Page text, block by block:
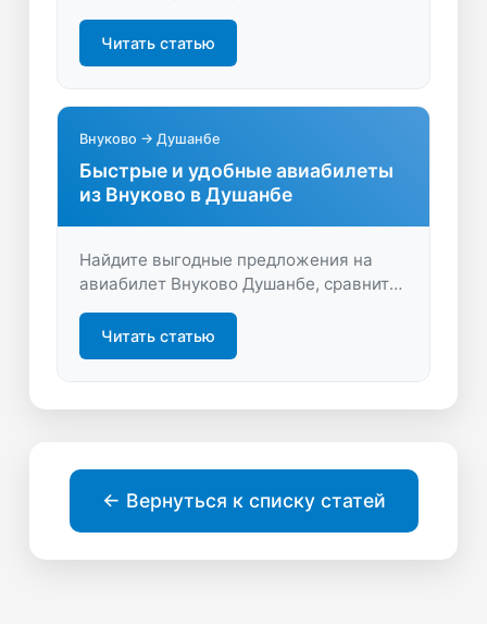
тарифы, комфортные условия и быстрая
покупка онлайн. Найдите лучшие
предложения и путешествуйте удобно.
Читать статью
Внуково → Душанбе
Быстрые и удобные авиабилеты
из Внуково в Душанбе
Найдите выгодные предложения на
авиабилет Внуково Душанбе, сравните
комфортного перелёта. Экономьте
время и деньги, планируя путешествие
Читать статью
← Вернуться к списку статей